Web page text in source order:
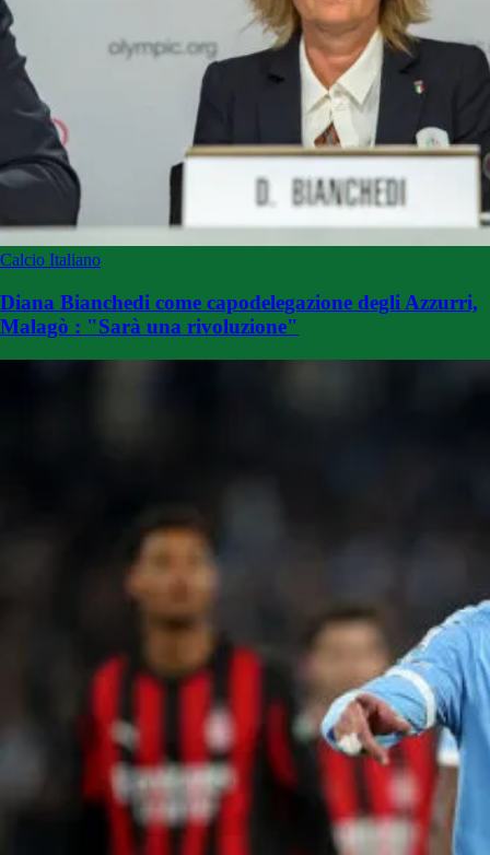
Calcio Italiano
Diana Bianchedi come capodelegazione degli Azzurri,
Malagò : "Sarà una rivoluzione"